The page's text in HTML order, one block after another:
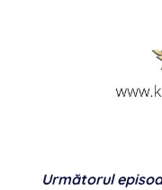
Următorul